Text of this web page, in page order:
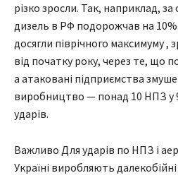
різко зросли. Так, наприклад,
дизель в РФ подорожчав на
досягли піврічного максимуму ,
від початку року, через те, що
а атаковані підприємства
виробництво — понад 10 НПЗ у 9
ударів.
Важливо Для ударів по НПЗ і
Україні виробляють